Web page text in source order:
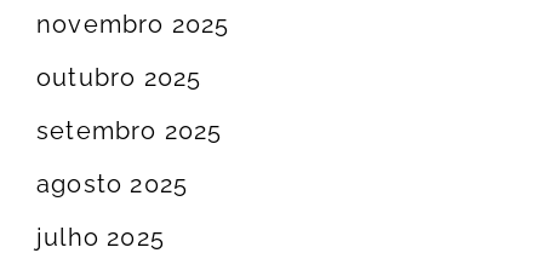
novembro 2025
outubro 2025
setembro 2025
agosto 2025
julho 2025